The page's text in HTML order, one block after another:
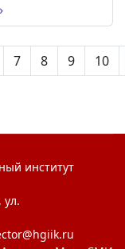
7 8 9 10
институт
ул.